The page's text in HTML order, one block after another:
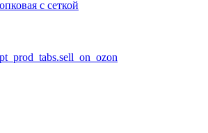
с сеткой